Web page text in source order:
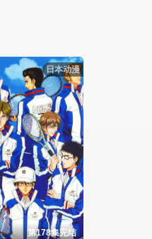
日本动漫
第178集完结